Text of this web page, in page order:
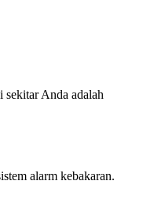
sekitar Anda adalah
alarm kebakaran.